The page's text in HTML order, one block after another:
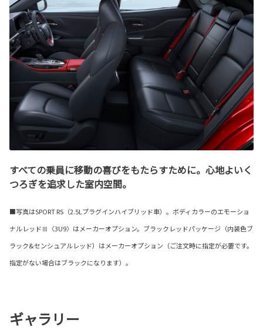
すべての乗員に移動の喜びをもたらすために。心地よいく
つろぎを追求した室内空間。
■写真はSPORT RS（2.5Lプラグインハイブリッド車）。ボディカラーのエモーショ
ナルレッドⅢ〈3U9〉はメーカーオプション。ブラックレッドパッケージ（内装色ブ
ラック&センシュアルレッド）はメーカーオプション（ご注文時に指定が必要です。
指定がない場合はブラックになります）。
ギャラリー